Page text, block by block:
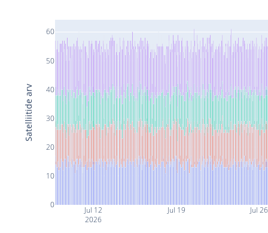
Jul 12
2026
Jul 19 Jul 26
0
10
20
30
40
50
60
Satelliitide arv